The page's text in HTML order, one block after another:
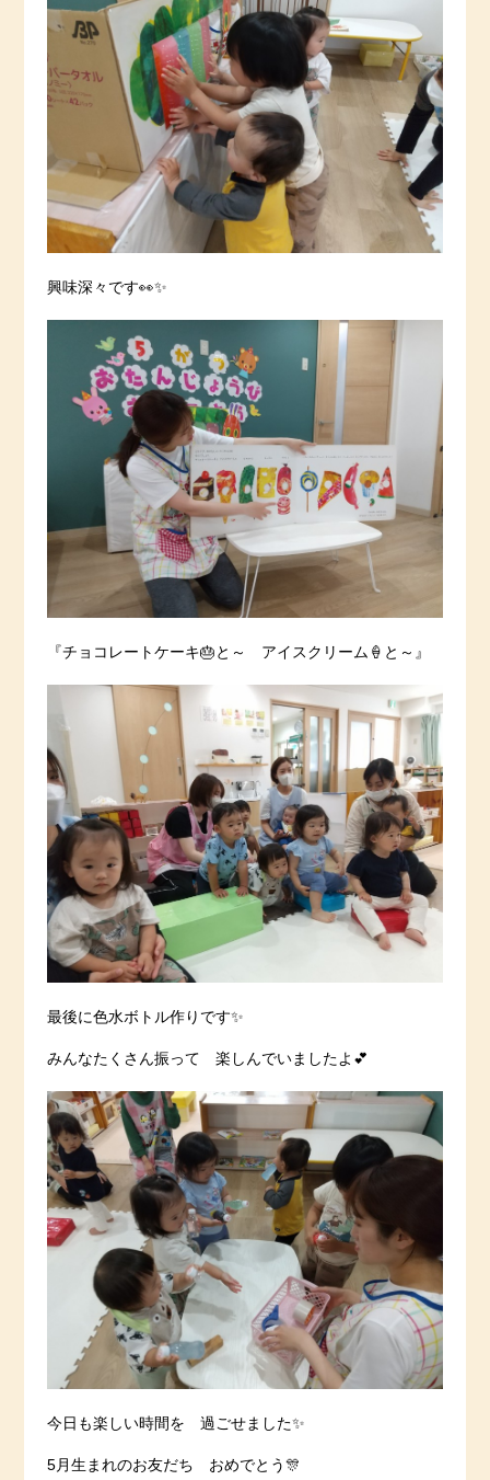
興味深々です👀✨
『チョコレートケーキ🎂と～ アイスクリーム🍦と～』
最後に色水ボトル作りです✨
みんなたくさん振って 楽しんでいましたよ💕
今日も楽しい時間を 過ごせました✨
5月生まれのお友だち おめでとう🎊